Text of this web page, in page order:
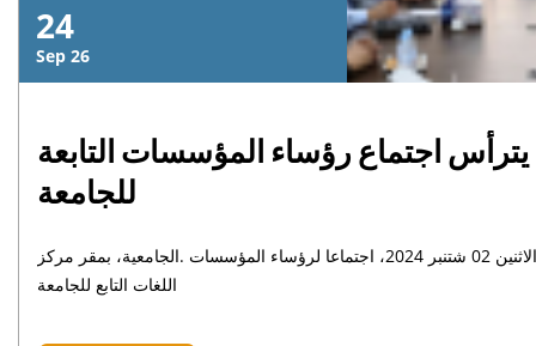
24
Sep 26
اجتماع رؤساء المؤسسات التابعة
للجامعة
ترأس الأستاذ المصطفى أبومعروف، رئيس جامعة السلطان مولاي سليمان، يومه الاثنين 02 شتنبر 2024، اجتماعا لرؤساء المؤسسات .الجامعية، بمقر مركز
اللغات التابع للجامعة